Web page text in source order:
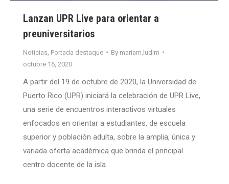
Lanzan UPR Live para orientar a
preuniversitarios
Noticias Portada destaque By mariam.ludim
octubre 16, 2020
A partir del 19 de octubre de 2020, la Universidad de
Puerto Rico (UPR) iniciará la celebración de UPR Live,
una serie de encuentros interactivos virtuales
enfocados en orientar a estudiantes, de escuela
superior y población adulta, sobre la amplia, única y
variada oferta académica que brinda el principal
centro docente de la isla.